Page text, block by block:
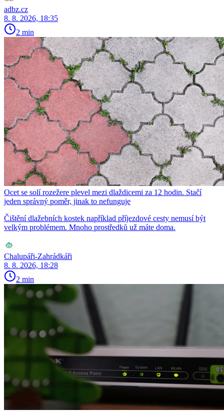
adbz.cz
8. 8. 2026, 18:35
2 min
Ocet se solí rozežere plevel mezi dlaždicemi za 12 hodin. Stačí
jeden správný poměr, jinak to nefunguje
Čištění dlažebních kostek například příjezdové cesty nemusí být
velkým problémem. Mnoho prostředků už máte doma.
Chalupáři-Zahrádkáři
8. 8. 2026, 18:28
2 min